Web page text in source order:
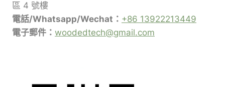
區 4 號樓
電話/Whatsapp/Wechat： +86 13922213449
電子郵件： woodedtech@gmail.com